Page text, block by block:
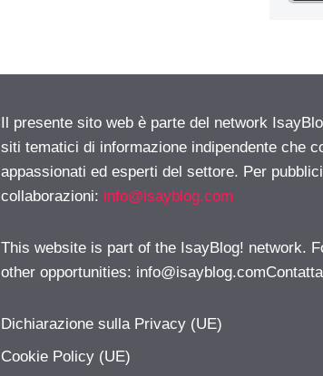
Il presente sito web è parte del network
siti tematici di informazione indipendente che
appassionati ed esperti del settore. Per
collaborazioni: info@isayblog.com
This website is part of the IsayBlog! network.
other opportunities:
Dichiarazione sulla Privacy (UE)
Cookie Policy (UE)